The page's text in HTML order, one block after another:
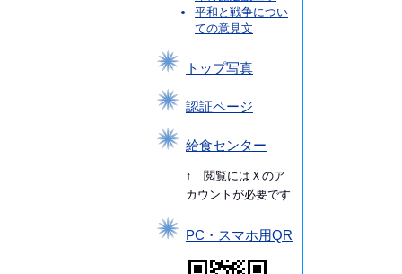
平和と戦争につい
ての意見文
トップ写真
認証ページ
給食センター
↑ 閲覧にはＸのア
カウントが必要です
PC・スマホ用QR